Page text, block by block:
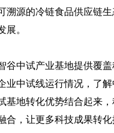
溯源的冷链食品供应链
展。
谷中试产业基地提供覆
业中试线运行情况，了
基地转化优势结合起来
合，让更多科技成果转化